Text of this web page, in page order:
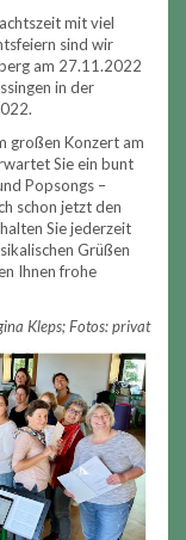
mit viel
sind wir
am 27.11.2022
in der
großen Konzert am
Sie ein bunt
Popsongs –
schon jetzt den
Sie jederzeit
Grüßen
Ihnen frohe
Kleps; Fotos: privat